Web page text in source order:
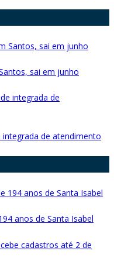
sai em junho
de atendimento
anos de Santa Isabel